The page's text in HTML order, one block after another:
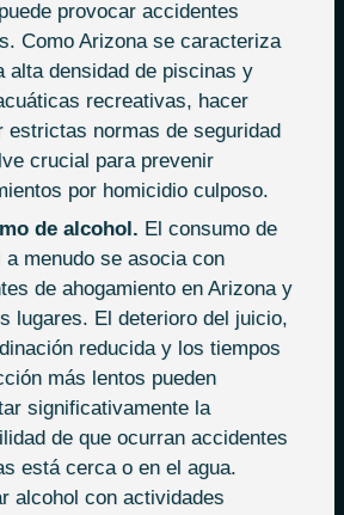
provocar accidentes
Como Arizona se caracteriza
alta densidad de piscinas y
recreativas, hacer
estrictas normas de seguridad
crucial para prevenir
por homicidio culposo.
de alcohol. El consumo de
a menudo se asocia con
de ahogamiento en Arizona y
lugares. El deterioro del juicio,
reducida y los tiempos
más lentos pueden
significativamente la
de que ocurran accidentes
está cerca o en el agua.
alcohol con actividades